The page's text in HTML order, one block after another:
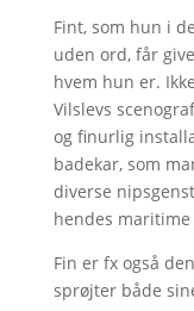
Fint, som hun i
uden ord, får
hvem hun er.
Vilslevs
og finurlig
badekar, som
diverse
hendes
Fin er fx også
sprøjter både